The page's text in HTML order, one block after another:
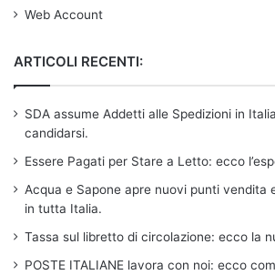
Web Account
ARTICOLI RECENTI:
SDA assume Addetti alle Spedizioni in
candidarsi.
Essere Pagati per Stare a Letto: ecco
Acqua e Sapone apre nuovi punti vendita
in tutta Italia.
Tassa sul libretto di circolazione: ecco la
POSTE ITALIANE lavora con noi: ecco